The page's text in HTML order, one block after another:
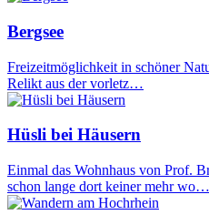
Bergsee
Freizeitmöglichkeit in schöner
Relikt aus der vorletz…
Hüsli bei Häusern
Einmal das Wohnhaus von Prof.
schon lange dort keiner mehr wo…